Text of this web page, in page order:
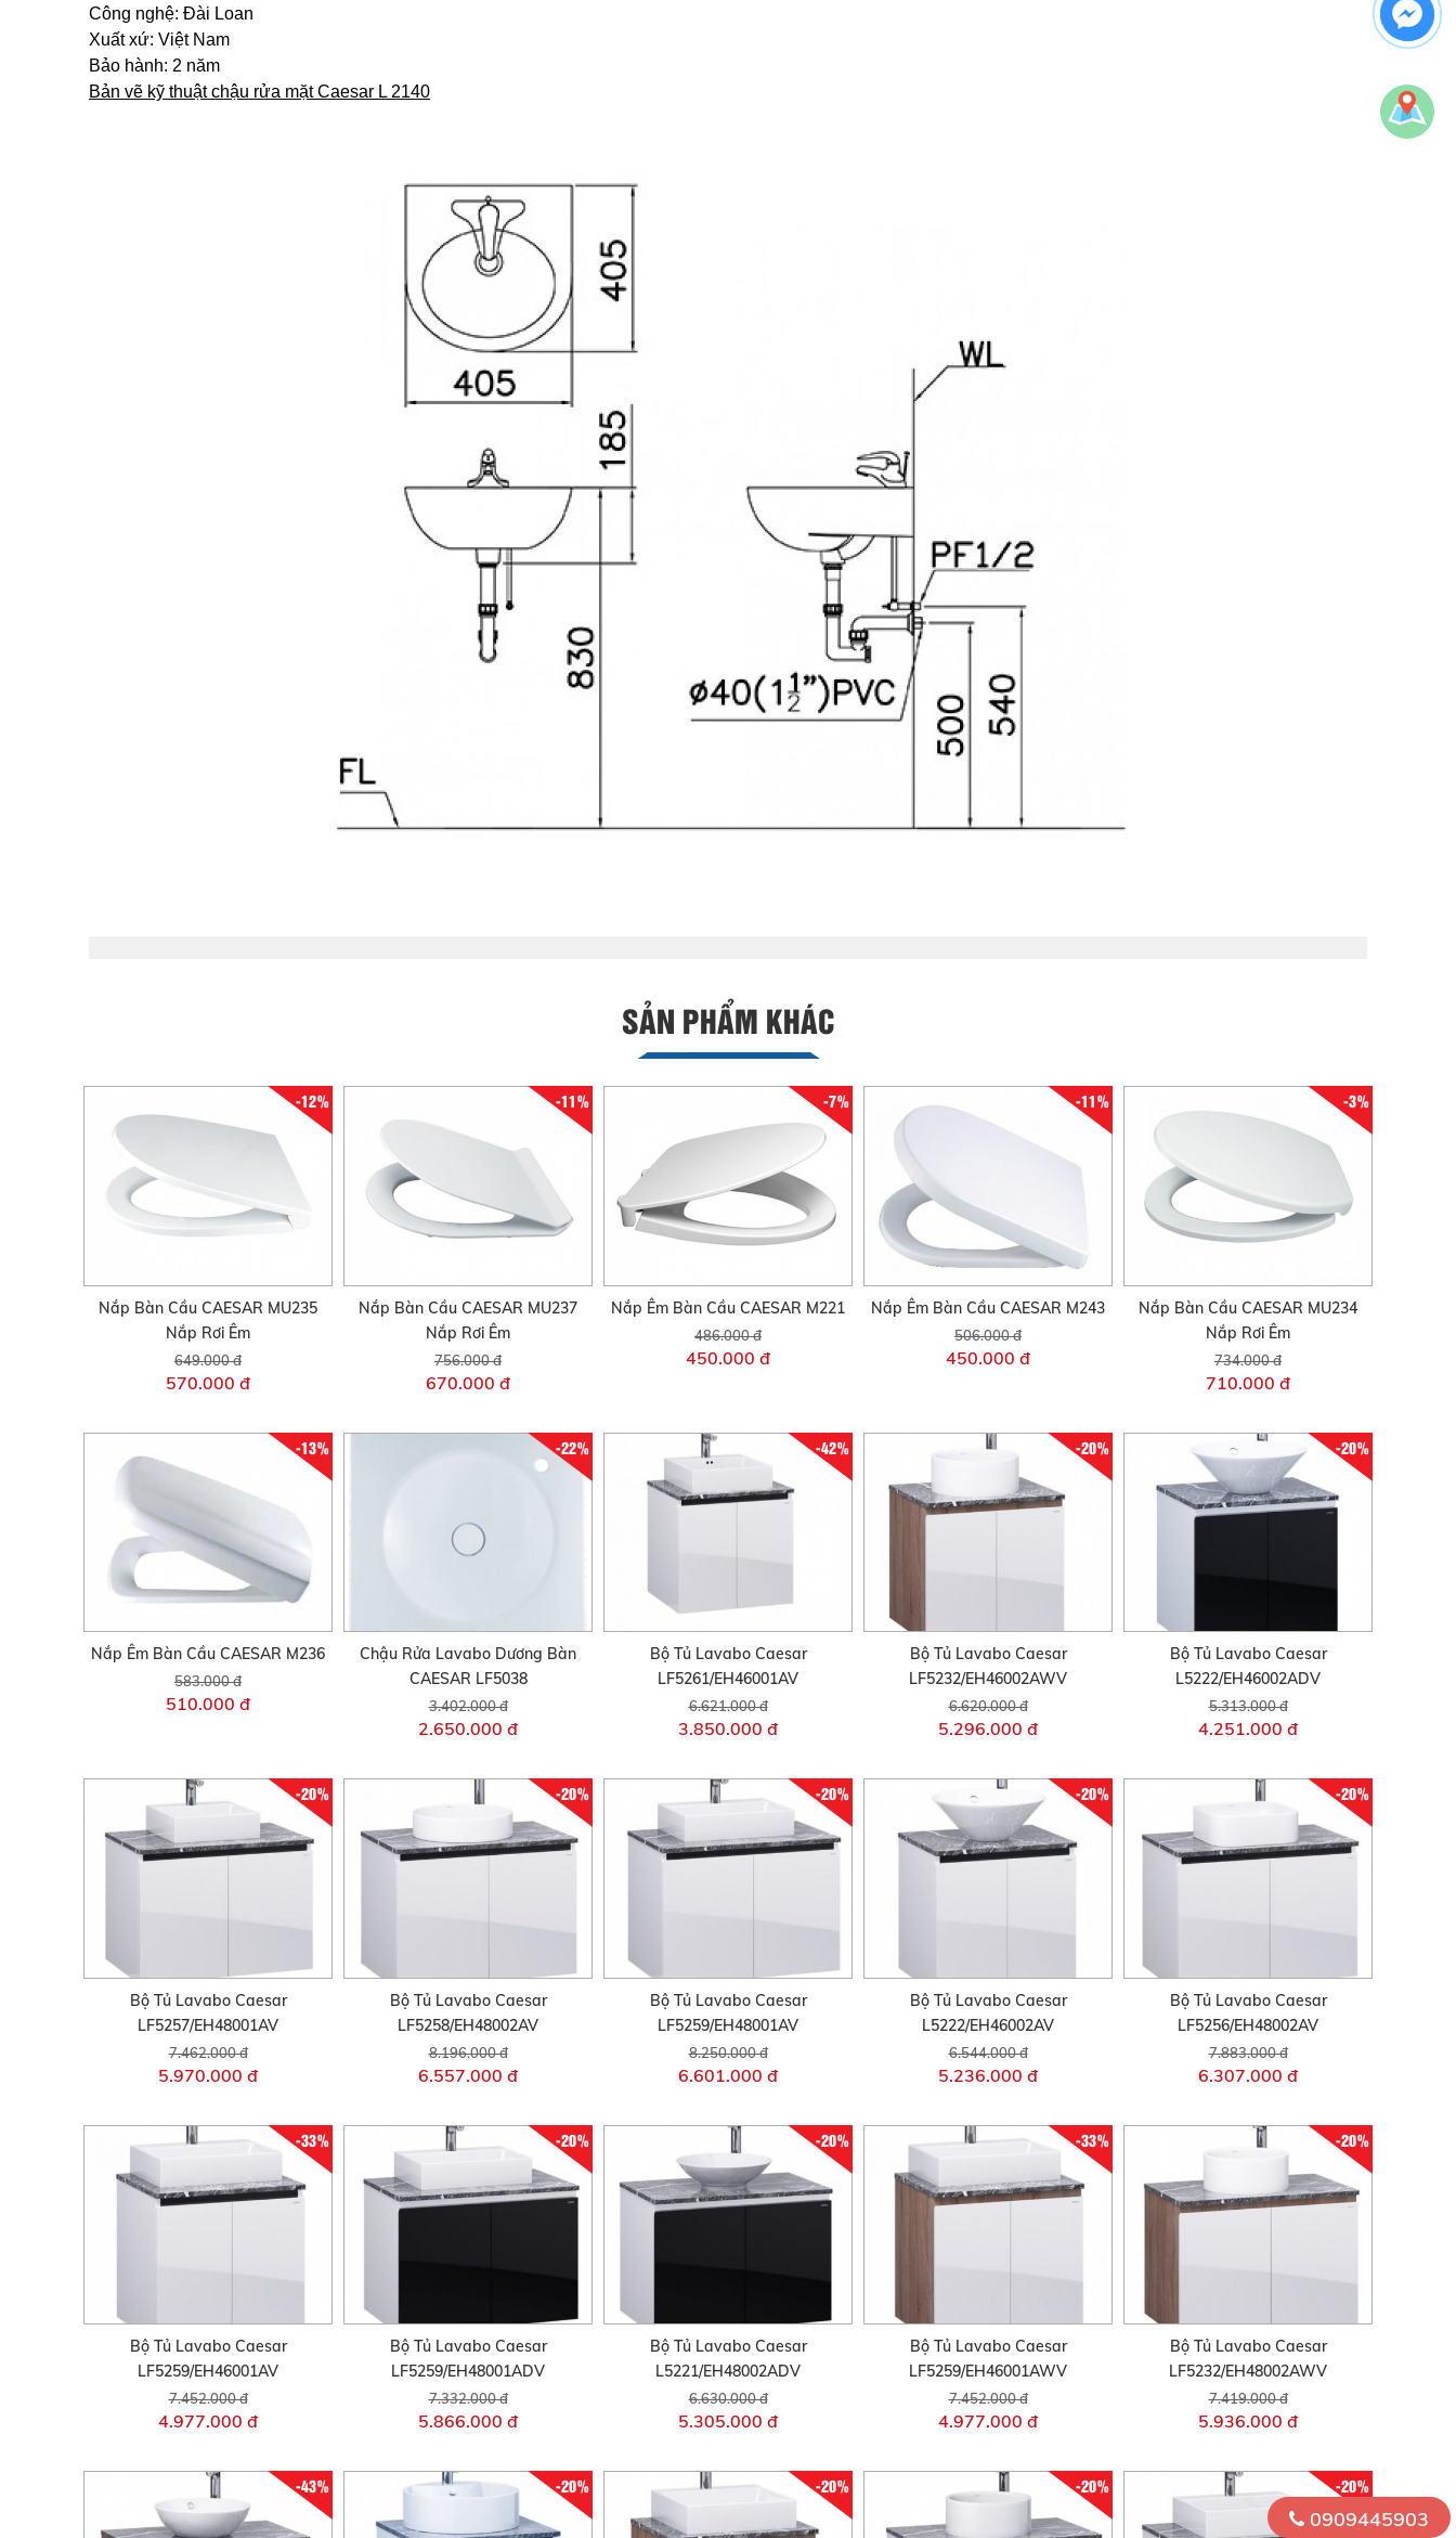
Công nghệ: Đài Loan
Xuất xứ: Việt Nam
Bảo hành: 2 năm
Bản vẽ kỹ thuật chậu rửa mặt Caesar L 2140
SẢN PHẨM KHÁC
-12%
Nắp Bàn Cầu CAESAR MU235
Nắp Rơi Êm
649.000 đ
570.000 đ
-11%
Nắp Bàn Cầu CAESAR MU237
Nắp Rơi Êm
756.000 đ
670.000 đ
-7%
Nắp Êm Bàn Cầu CAESAR M221
486.000 đ
450.000 đ
-11%
Nắp Êm Bàn Cầu CAESAR M243
506.000 đ
450.000 đ
-3%
Nắp Bàn Cầu CAESAR MU234
Nắp Rơi Êm
734.000 đ
710.000 đ
-13%
Nắp Êm Bàn Cầu CAESAR M236
583.000 đ
510.000 đ
-22%
Chậu Rửa Lavabo Dương Bàn
CAESAR LF5038
3.402.000 đ
2.650.000 đ
-42%
Bộ Tủ Lavabo Caesar
LF5261/EH46001AV
6.621.000 đ
3.850.000 đ
-20%
Bộ Tủ Lavabo Caesar
LF5232/EH46002AWV
6.620.000 đ
5.296.000 đ
-20%
Bộ Tủ Lavabo Caesar
L5222/EH46002ADV
5.313.000 đ
4.251.000 đ
-20%
Bộ Tủ Lavabo Caesar
LF5257/EH48001AV
7.462.000 đ
5.970.000 đ
-20%
Bộ Tủ Lavabo Caesar
LF5258/EH48002AV
8.196.000 đ
6.557.000 đ
-20%
Bộ Tủ Lavabo Caesar
LF5259/EH48001AV
8.250.000 đ
6.601.000 đ
-20%
Bộ Tủ Lavabo Caesar
L5222/EH46002AV
6.544.000 đ
5.236.000 đ
-20%
Bộ Tủ Lavabo Caesar
LF5256/EH48002AV
7.883.000 đ
6.307.000 đ
-33%
Bộ Tủ Lavabo Caesar
LF5259/EH46001AV
7.452.000 đ
4.977.000 đ
-20%
Bộ Tủ Lavabo Caesar
LF5259/EH48001ADV
7.332.000 đ
5.866.000 đ
-20%
Bộ Tủ Lavabo Caesar
L5221/EH48002ADV
6.630.000 đ
5.305.000 đ
-33%
Bộ Tủ Lavabo Caesar
LF5259/EH46001AWV
7.452.000 đ
4.977.000 đ
-20%
Bộ Tủ Lavabo Caesar
LF5232/EH48002AWV
7.419.000 đ
5.936.000 đ
-43% -20% -20% -20% -20%
0909445903